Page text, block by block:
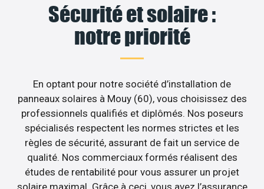
Sécurité et solaire :
notre priorité
En optant pour notre société d’installation de
panneaux solaires à Mouy (60), vous choisissez des
professionnels qualifiés et diplômés. Nos poseurs
spécialisés respectent les normes strictes et les
règles de sécurité, assurant de fait un service de
qualité. Nos commerciaux formés réalisent des
études de rentabilité pour vous assurer un projet
solaire maximal. Grâce à ceci, vous avez l’assurance